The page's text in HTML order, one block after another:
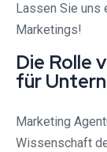
Lassen Sie uns
Marketings!
Die Rolle
für
Marketing
Wissenschaft